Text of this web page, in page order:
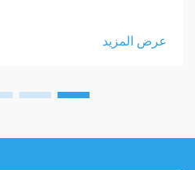
عرض المزيد